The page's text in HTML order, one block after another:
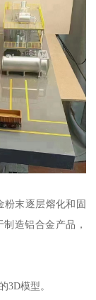
粉末逐层熔化和固
造铝合金产品，
3D模型。